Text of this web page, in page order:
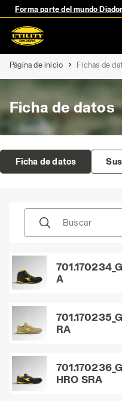
Forma parte del mundo
Página de inicio Fichas de
Ficha de datos
Ficha de datos
Buscar
A
RA
HRO SRA